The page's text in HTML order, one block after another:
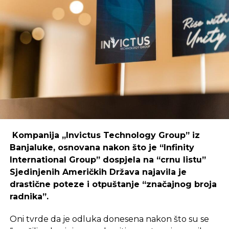
Primjer mostarskog CodeHuba pokazuje da
coworking prostori mogu uspješno djelovati i u
regijama koje nisu urbani centri, ali zahtijeva
podršku i ulaganja koja će omogućiti dugoročnu
održivost ovakvih inicijativa.
Ulaganje u coworking prostor u Čapljini moglo bi
postati ključan korak prema stvaranju napredne
poslovne klime, privlačenju novih profesionalaca te
nove projekte i lokalnu ekonomiju.
Kompanija „Invictus Technology Group” iz
Banjaluke, osnovana nakon što je “Infinity
International Group” dospjela na “crnu listu”
Sjedinjenih Američkih Država najavila je
drastične poteze i otpuštanje “značajnog broja
radnika”.
Oni tvrde da je odluka donesena nakon što su se